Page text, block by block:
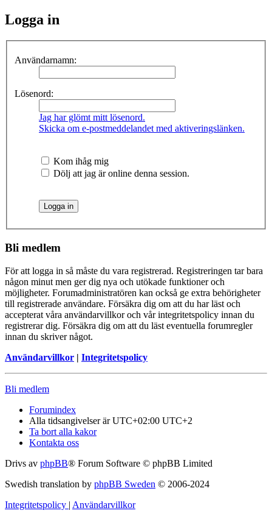
Logga in
Användarnamn:
Lösenord:
Jag har glömt mitt lösenord.
Skicka om e-postmeddelandet med aktiveringslänken.
Kom ihåg mig
Dölj att jag är online denna session.
Bli medlem
För att logga in så måste du vara registrerad. Registreringen tar bara
någon minut men ger dig nya och utökade funktioner och
möjligheter. Forumadministratören kan också ge extra behörigheter
till registrerade användare. Försäkra dig om att du har läst och
accepterat våra användarvillkor och vår integritetspolicy innan du
registrerar dig. Försäkra dig om att du läst eventuella forumregler
innan du skriver något.
Användarvillkor | Integritetspolicy
Bli medlem
Forumindex
Alla tidsangivelser är UTC+02:00 UTC+2
Ta bort alla kakor
Kontakta oss
Drivs av phpBB® Forum Software © phpBB Limited
Swedish translation by phpBB Sweden © 2006-2024
Integritetspolicy | Användarvillkor